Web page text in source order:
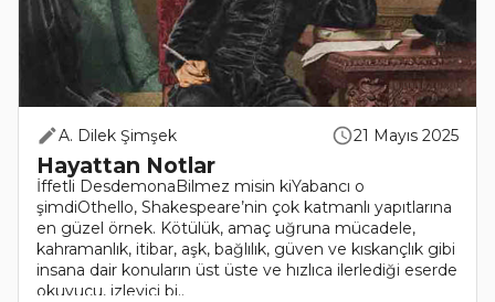
A. Dilek Şimşek 21 Mayıs 2025
Hayattan Notlar
İffetli DesdemonaBilmez misin kiYabancı o
şimdiOthello, Shakespeare’nin çok katmanlı yapıtlarına
en güzel örnek. Kötülük, amaç uğruna mücadele,
kahramanlık, itibar, aşk, bağlılık, güven ve kıskançlık gibi
insana dair konuların üst üste ve hızlıca ilerlediği eserde
okuyucu, izleyici bi..